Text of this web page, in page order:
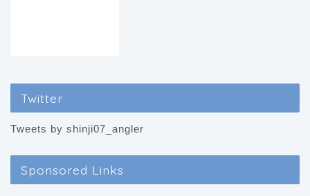
Twitter
Tweets by shinji07_angler
Sponsored Links